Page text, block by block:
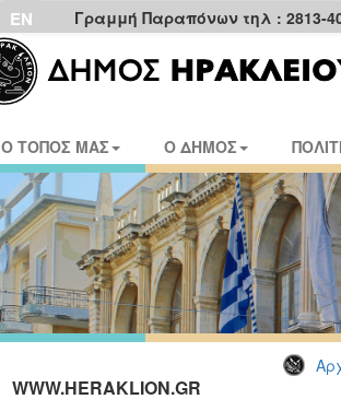
EN Γραμμή Παραπόνων τηλ : 2813-
Ο ΤΟΠΟΣ ΜΑΣ Ο ΔΗΜΟΣ
WWW.HERAKLION.GR